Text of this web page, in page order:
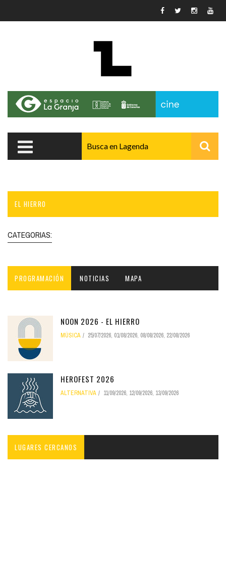
EL HIERRO
CATEGORIAS:
PROGRAMACIÓN NOTICIAS MAPA
NOON 2026 - EL HIERRO
MÚSICA 25/07/2026, 01/08/2026, 08/08/2026, 22/08/2026
HEROFEST 2026
ALTERNATIVA 11/09/2026, 12/09/2026, 13/09/2026
LUGARES CERCANOS